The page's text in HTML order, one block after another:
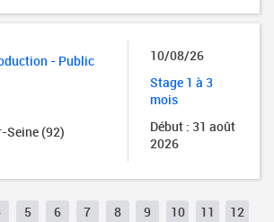
- Public
Seine (92)
10/08/26
Stage 1 à 3
mois
Début : 31 août
2026
5 6 7 8 9 10 11
12